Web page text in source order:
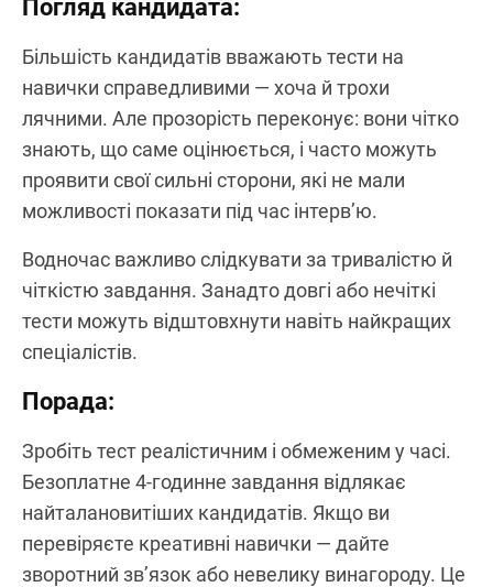
Погляд кандидата:
Більшість кандидатів вважають тести на
навички справедливими — хоча й трохи
лячними. Але прозорість переконує: вони чітко
знають, що саме оцінюється, і часто можуть
проявити свої сильні сторони, які не мали
можливості показати під час інтерв’ю.
Водночас важливо слідкувати за тривалістю й
чіткістю завдання. Занадто довгі або нечіткі
тести можуть відштовхнути навіть найкращих
спеціалістів.
Порада:
Зробіть тест реалістичним і обмеженим у часі.
Безоплатне 4-годинне завдання відлякає
найталановитіших кандидатів. Якщо ви
перевіряєте креативні навички — дайте
зворотний зв’язок або невелику винагороду. Це